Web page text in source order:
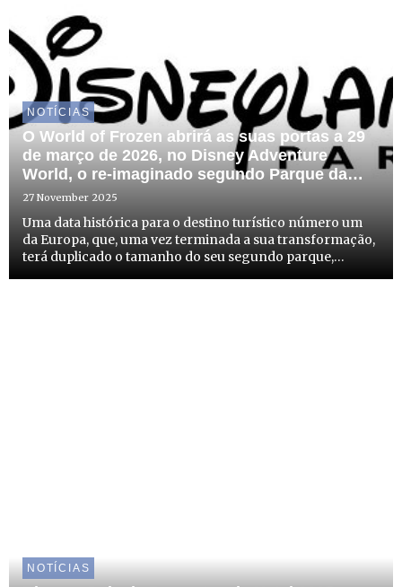
NOTÍCIAS
O World of Frozen abrirá as suas portas a 29
de março de 2026, no Disney Adventure
World, o re-imaginado segundo Parque da
Disneyland® Paris
27 November 2025
Uma data histórica para o destino turístico número um
da Europa, que, uma vez terminada a sua transformação,
terá duplicado o tamanho do seu segundo parque,
NOTÍCIAS